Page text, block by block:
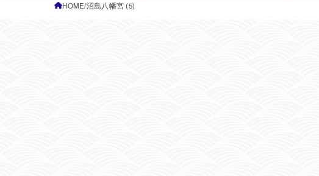
HOME 沼島八幡宮 (5)